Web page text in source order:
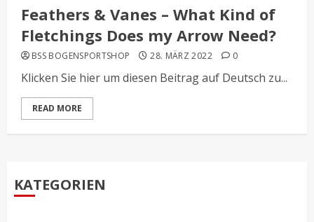
Feathers & Vanes – What Kind of
Fletchings Does my Arrow Need?
BSS BOGENSPORTSHOP 28. MÄRZ 2022 0
Klicken Sie hier um diesen Beitrag auf Deutsch zu...
READ MORE
KATEGORIEN